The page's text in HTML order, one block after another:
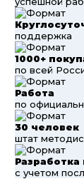
поддержка
1000+
по всей
Работа
по
30 человек
штат
с учетом